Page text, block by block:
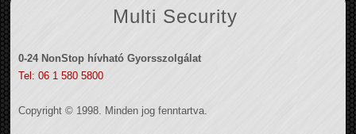
Multi Security
0-24 NonStop hívható Gyorsszolgálat
Tel: 06 1 580 5800
Copyright © 1998. Minden jog fenntartva.